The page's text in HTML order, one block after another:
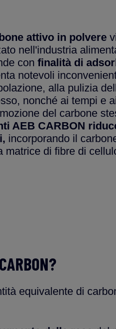
attivo in polvere
nell'industria
con finalità di
notevoli
alla pulizia
nonché ai tempi e
del carbone
AEB CARBON
incorporando il
matrice di fibre di
equivalente di